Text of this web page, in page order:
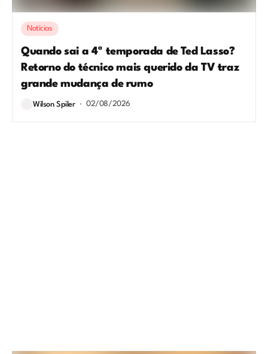
Notícias
Quando sai a 4ª temporada de Ted Lasso?
Retorno do técnico mais querido da TV traz
grande mudança de rumo
Wilson Spiler 02/08/2026